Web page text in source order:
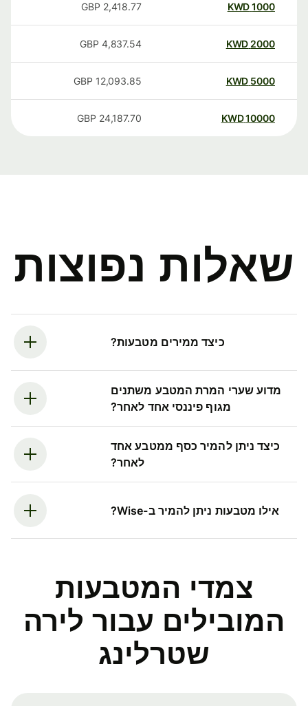
1000
KWD
2,418.77
GBP
2000
KWD
4,837.54
GBP
5000
KWD
12,093.85
GBP
10000
KWD
24,187.70
GBP
שאלות נפוצות
כיצד ממירים מטבעות?
מדוע שערי המרת המטבע משתנים
מגוף פיננסי אחד לאחר?
כיצד ניתן להמיר כסף ממטבע אחד
לאחר?
אילו מטבעות ניתן להמיר ב-Wise?
צמדי המטבעות
המובילים עבור לירה
שטרלינג